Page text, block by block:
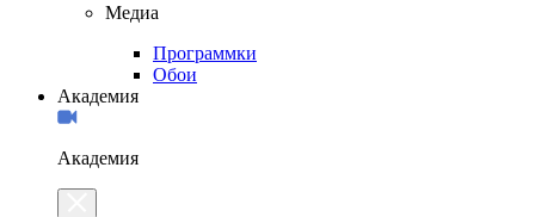
Медиа
Программки
Обои
Академия
Академия